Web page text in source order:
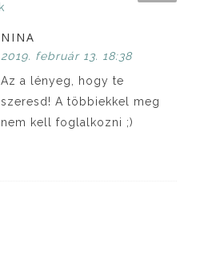
NINA
2019. február 13. 18:38
Az a lényeg, hogy te
szeresd! A többiekkel meg
nem kell foglalkozni ;)